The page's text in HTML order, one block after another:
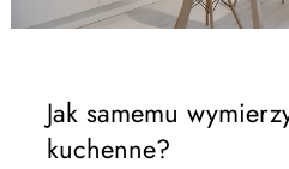
Jak samemu
kuchenne?